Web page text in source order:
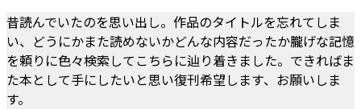
昔読んでいたのを思い出し。作品のタイトルを忘れてしま
い、どうにかまた読めないかどんな内容だったか朧げな記憶
を頼りに色々検索してこちらに辿り着きました。できればま
た本として手にしたいと思い復刊希望します、お願いしま
す。